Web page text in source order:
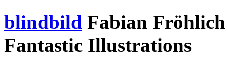
blindbild Fabian
Fantastic Illustrations